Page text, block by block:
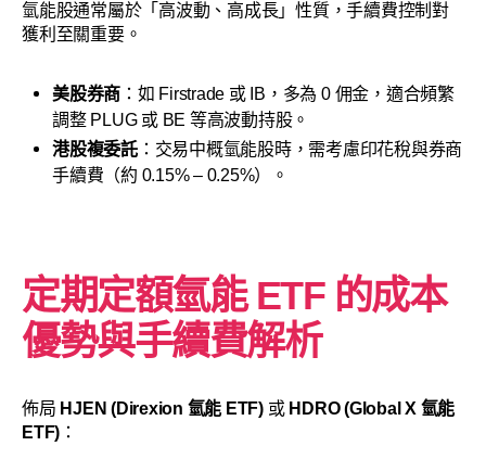
氫能股通常屬於「高波動、高成長」性質，手續費控制對
獲利至關重要。
美股券商 ：如 Firstrade 或 IB，多為 0 佣金，適合頻繁
調整 PLUG 或 BE 等高波動持股。
港股複委託：交易中概氫能股時，需考慮印花稅與券商
手續費（約 0.15% – 0.25%）。
定期定額氫能 ETF 的成本
優勢與手續費解析
佈局 HJEN (Direxion 氫能 ETF) 或 HDRO (Global X 氫能
ETF) ：